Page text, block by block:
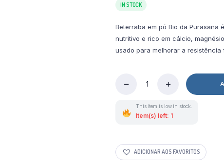
IN STOCK
Beterraba em pó Bio da Purasana
nutritivo e rico em cálcio,
usado para melhorar a resistência
Bio
quantity
This item is low in stock.
Item(s) left: 1
ADICIONAR AOS FAVORITOS